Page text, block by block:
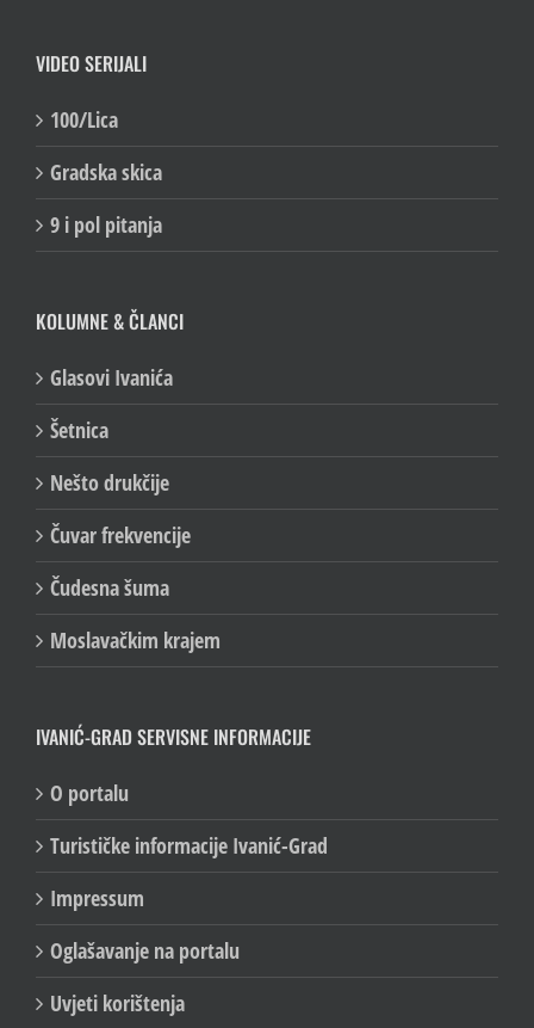
VIDEO SERIJALI
100/Lica
Gradska skica
9 i pol pitanja
KOLUMNE & ČLANCI
Glasovi Ivanića
Šetnica
Nešto drukčije
Čuvar frekvencije
Čudesna šuma
Moslavačkim krajem
IVANIĆ-GRAD SERVISNE INFORMACIJE
O portalu
Turističke informacije Ivanić-Grad
Impressum
Oglašavanje na portalu
Uvjeti korištenja